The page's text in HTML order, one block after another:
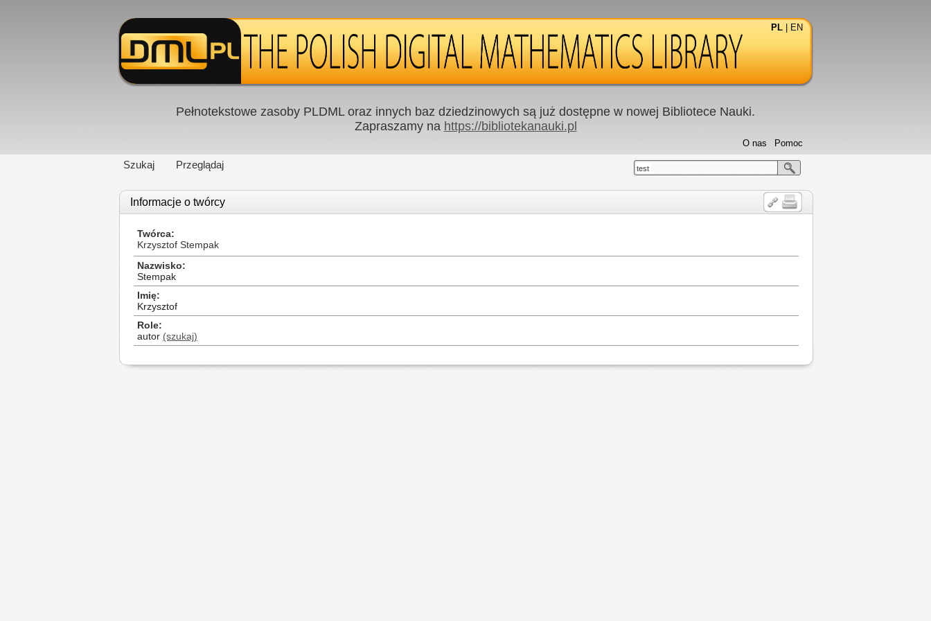
PL EN
Pełnotekstowe zasoby PLDML oraz innych baz dziedzinowych są już dostępne w nowej Bibliotece Nauki.
Zapraszamy na https://bibliotekanauki.pl
Szukaj Przeglądaj
Pomoc
O nas
test
Informacje o twórcy
Twórca
Krzysztof Stempak
Nazwisko
Stempak
Imię
Krzysztof
Role
autor (szukaj)